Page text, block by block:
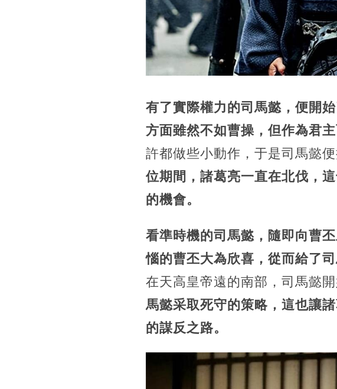
有了實際權力的司馬懿，便開
方面雖然不如曹操，但作為君
許都做些小動作，于是司馬懿
位期間，諸葛亮一直在北伐，
的機會。
看準時機的司馬懿，隨即向曹
惱的曹丕大為欣喜，從而給了
在天高皇帝遠的南部，司馬懿
馬懿采取死守的策略，這也讓
的謀反之路。